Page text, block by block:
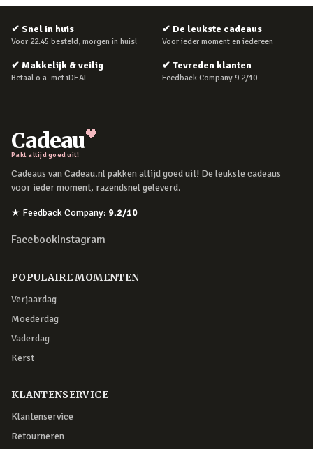
✔ Snel in huis
Voor 22:45 besteld, morgen in huis!
✔ De leukste cadeaus
Voor ieder moment en iedereen
✔ Makkelijk & veilig
Betaal o.a. met iDEAL
✔ Tevreden klanten
Feedback Company 9.2/10
Cadeau
Pakt altijd goed uit!
Cadeaus van Cadeau.nl pakken altijd goed uit! De leukste cadeaus
voor ieder moment, razendsnel geleverd.
★ Feedback Company: 9.2/10
FacebookInstagram
POPULAIRE MOMENTEN
Verjaardag
Moederdag
Vaderdag
Kerst
KLANTENSERVICE
Klantenservice
Retourneren